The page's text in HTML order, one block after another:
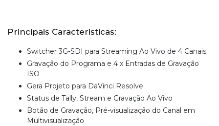
Principais Caracteristicas:
Switcher 3G-SDI para Streaming Ao Vivo de 4 Canais
Gravação do Programa e 4 x Entradas de Gravação
ISO
Gera Projeto para DaVinci Resolve
Status de Tally, Stream e Gravação Ao Vivo
Botão de Gravação, Pré-visualização do Canal em
Multivisualização